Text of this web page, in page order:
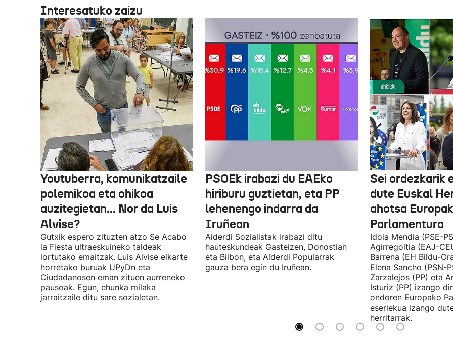
Interesatuko zaizu
Youtuberra, komunikatzaile
polemikoa eta ohikoa
auzitegietan... Nor da Luis
Alvise?
Gutxik espero zituzten atzo Se Acabo
la Fiesta ultraeskuineko taldeak
lortutako emaitzak. Luis Alvise elkarte
horretako buruak UPyDn eta
Ciudadanosen eman zituen aurreneko
pausoak. Egun, ehunka milaka
jarraitzaile ditu sare sozialetan.
PSOEk irabazi du EAEko
hiriburu guztietan, eta PP
lehenengo indarra da
Iruñean
Alderdi Sozialistak irabazi ditu
hauteskundeak Gasteizen, Donostian
eta Bilbon, eta Alderdi Popularrak
gauza bera egin du Iruñean.
Sei ordezkarik
dute Euskal
ahotsa
Parlamentura
Idoia Mendia (PSE-
Agirregoitia (EAJ-
Barrena (EH Bildu-
Elena Sancho (PSN-
Zarzalejos (PP) eta
Isturiz (PP) izango
ondoren Europako
eserlekua izango
herritarrak.